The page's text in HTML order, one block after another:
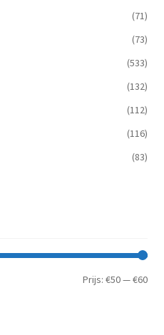
(71)
(73)
(533)
(132)
(112)
(116)
(83)
Min.
Prijs:€50—€60